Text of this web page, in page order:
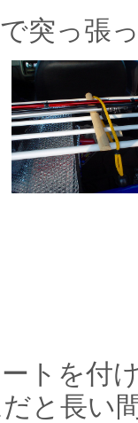
突っ張
トを付
と長い